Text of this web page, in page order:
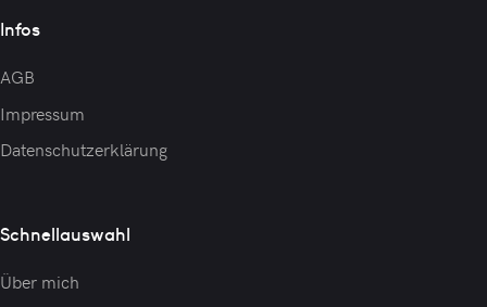
Infos
AGB
Impressum
Datenschutzerklärung
Schnellauswahl
Über mich